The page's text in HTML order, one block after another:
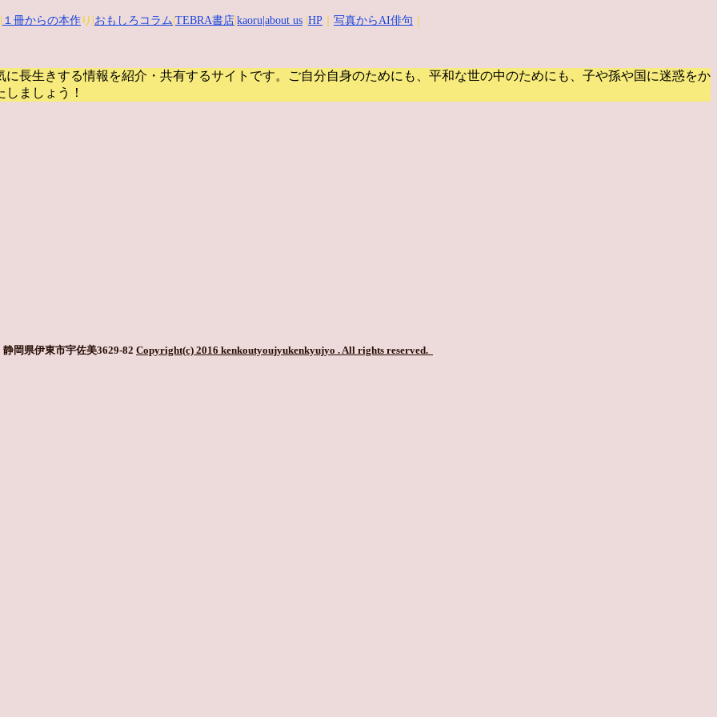
１冊からの本作 り| おもしろコラム TEBRA書店 kaoru |about us HP 写真からAI俳句
長生きする情報を紹介・共有するサイトです。
ご自分自身のためにも、平和な世の中のためにも、子や孫や国に迷惑をか
ましょう！
岡県伊東市宇佐美3629-82 Copyright(c) 2016 kenkoutyoujyukenkyujyo . All rights reserved.